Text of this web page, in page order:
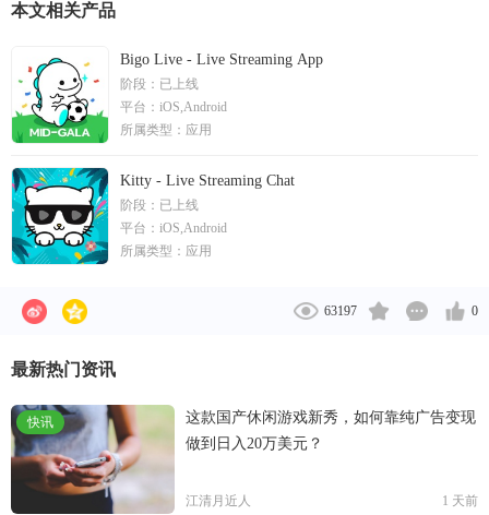
最简单、可靠的方式认识附近或全球各地的新朋友。
Mico曾多次获得苹果App Store和Google Play首页推
荐；被评为最具潜力出海App第一名，2016年国内成
长最快的出海应用，2016年度CHINABANG Awards最
的全球化移动直播平台，核心成员是开启东南亚PC直
播时代的Hallostar的原班人马。Kitty Live于2016年7月
在泰国上线，随后逐步登陆印尼、马来西亚、新加坡
目前，Kitty Live的下载量已超过千万，进入多国应用
有业务发展稳定。
本文相关产品
Bigo Live - Live Streaming App
阶段： 已上线
平台： iOS,Android
所属类型： 应用
Kitty - Live Streaming Chat
阶段： 已上线
平台： iOS,Android
所属类型： 应用
63197 0
最新热门资讯
快讯
这款国产休闲游戏新秀，如何靠纯广告变现
做到日入20万美元？
江清月近人 1 天前